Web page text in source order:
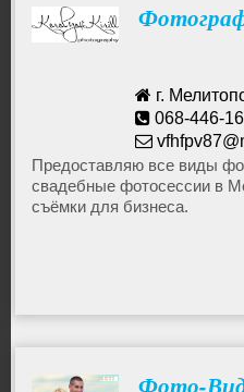
Транспорт, перевозки
г.
068-446-
Предоставляю все виды
свадебные фотосессии в
съёмки для бизнеса.